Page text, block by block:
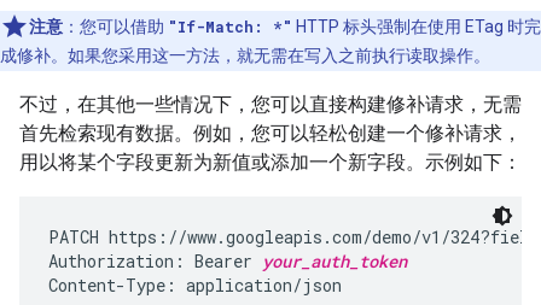
注意 ：您可以借助 "If-Match: *" HTTP 标头强制在使用 ETag 时完
成修补。如果您采用这一方法，就无需在写入之前执行读取操作。
不过，在其他一些情况下，您可以直接构建修补请求，无需
首先检索现有数据。例如，您可以轻松创建一个修补请求，
用以将某个字段更新为新值或添加一个新字段。示例如下：
PATCH https://www.googleapis.com/demo/v1/
Authorization: Bearer your_auth_token
Content-Type: application/json